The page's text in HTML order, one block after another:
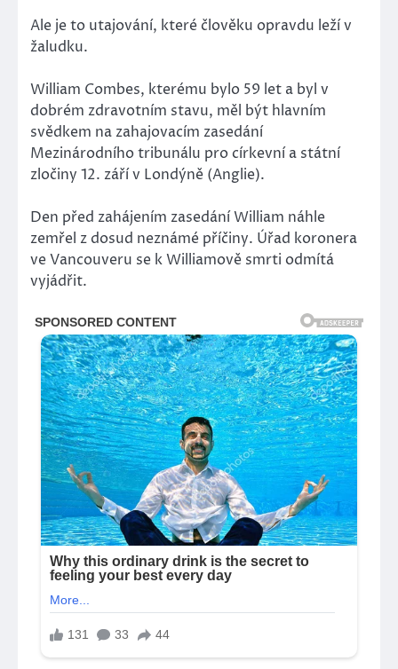
Ale je to utajování, které člověku opravdu leží v
žaludku.
William Combes, kterému bylo 59 let a byl v
dobrém zdravotním stavu, měl být hlavním
svědkem na zahajovacím zasedání
Mezinárodního tribunálu pro církevní a státní
zločiny 12. září v Londýně (Anglie).
Den před zahájením zasedání William náhle
zemřel z dosud neznámé příčiny. Úřad koronera
ve Vancouveru se k Williamově smrti odmítá
vyjádřit.